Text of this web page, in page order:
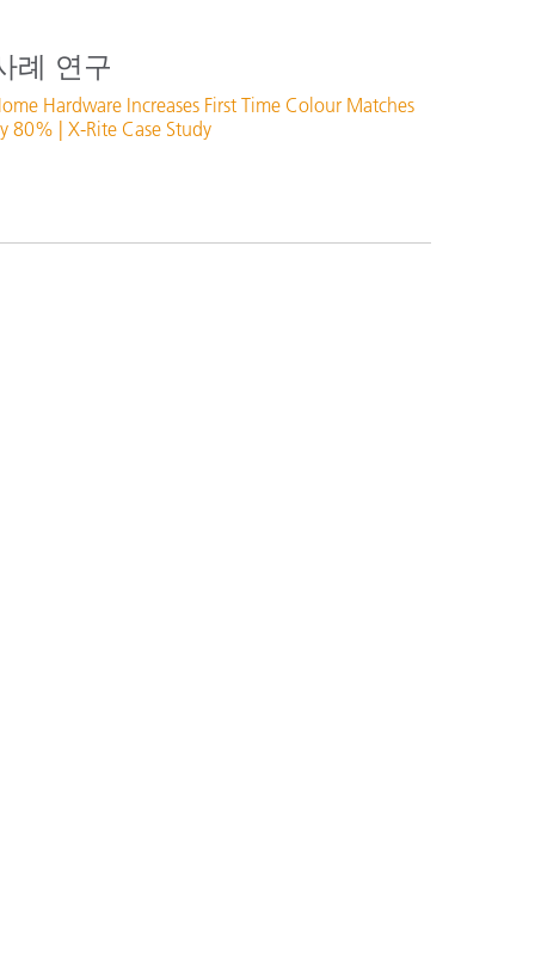
례 연구
Hardware Increases First Time Colour Matches
80% | X-Rite Case Study